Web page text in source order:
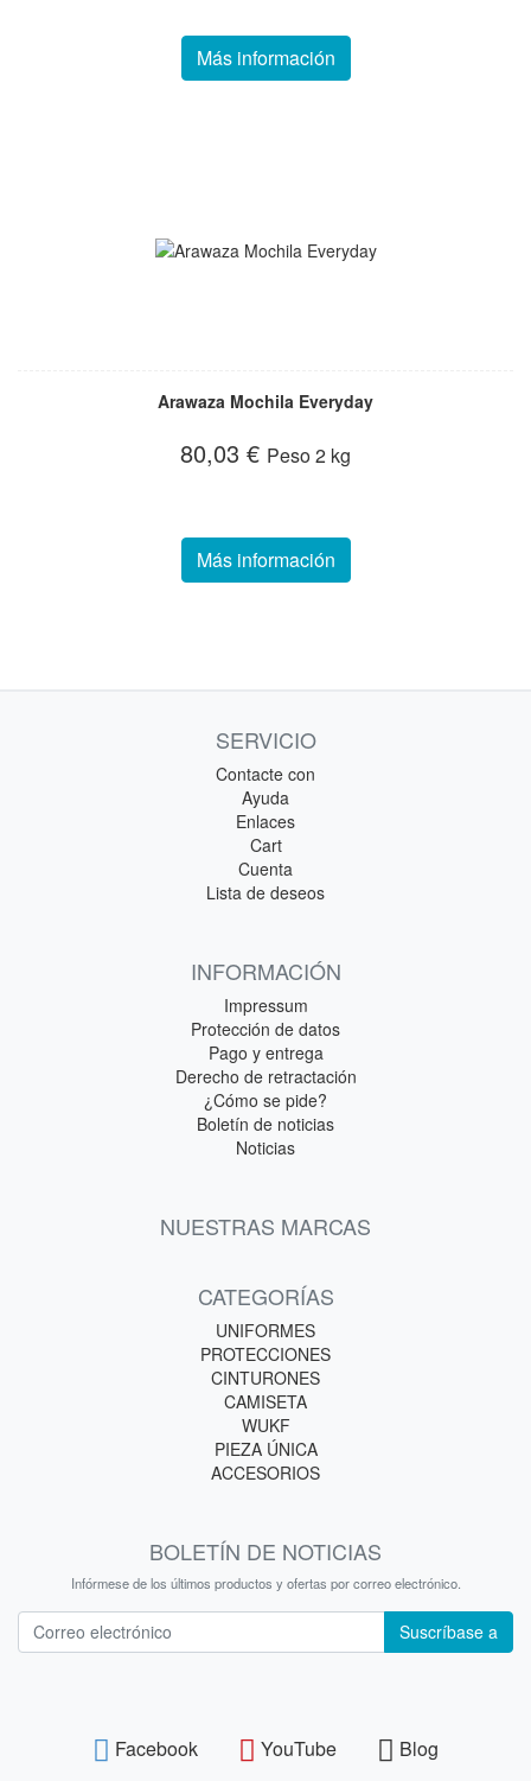
Más información
Arawaza Mochila Everyday
80,03 € Peso2 kg
Más información
SERVICIO
Contacte con
Ayuda
Enlaces
Cart
Cuenta
Lista de deseos
INFORMACIÓN
Impressum
Protección de datos
Pago y entrega
Derecho de retractación
¿Cómo se pide?
Boletín de noticias
Noticias
NUESTRAS MARCAS
CATEGORÍAS
UNIFORMES
PROTECCIONES
CINTURONES
CAMISETA
WUKF
PIEZA ÚNICA
ACCESORIOS
BOLETÍN DE NOTICIAS
Infórmese de los últimos productos y ofertas por correo electrónico.
Boletín de noticiasSuscríbase a
Facebook YouTube Blog